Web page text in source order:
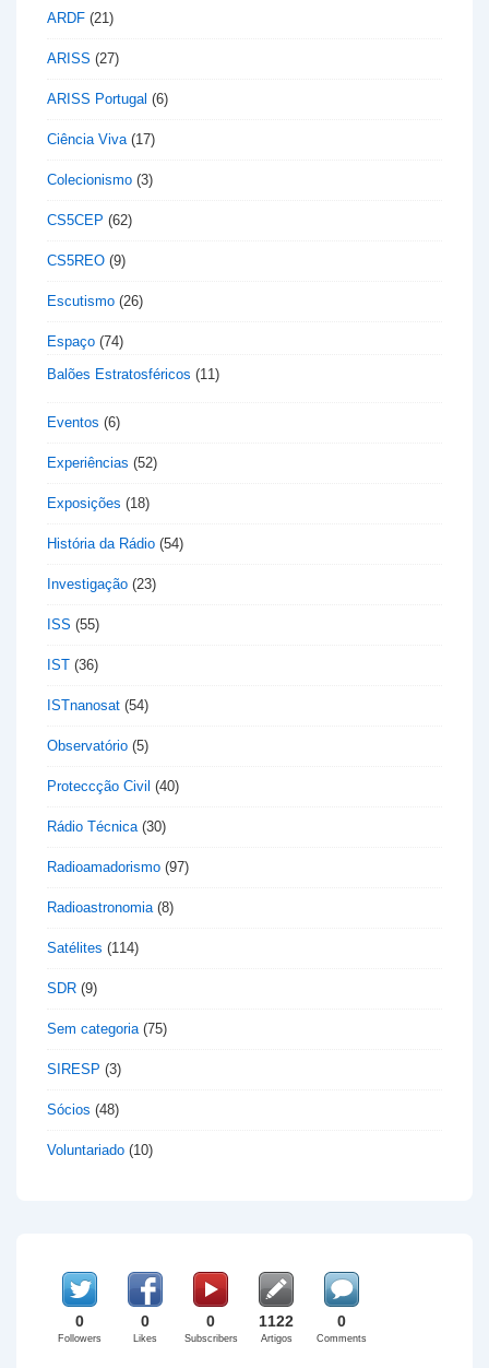
ARDF (21)
ARISS (27)
ARISS Portugal (6)
Ciência Viva(17)
Colecionismo (3)
CS5CEP (62)
CS5REO (9)
Escutismo (26)
Espaço (74)
Balões Estratosféricos (11)
Eventos (6)
Experiências (52)
Exposições (18)
História da Rádio (54)
Investigação (23)
ISS (55)
IST (36)
ISTnanosat (54)
Observatório (5)
Proteccção Civil (40)
Rádio Técnica(30)
Radioamadorismo (97)
Radioastronomia(8)
Satélites (114)
SDR (9)
Sem categoria(75)
SIRESP (3)
Sócios (48)
Voluntariado (10)
0
Followers
0
Likes
0
Subscribers
1122
Artigos
0
Comments